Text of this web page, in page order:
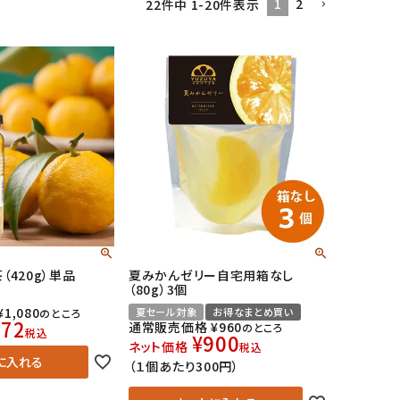
22件中 1-20件表示 1 2
420g）単品
1,080のところ
税込
入れる
夏みかんゼリー自宅用箱なし
（80g）3個
夏セール対象 お得なまとめ買い
通常販売価格 ¥960のところ
ネット価格 ¥900税込
（１個あたり300円）